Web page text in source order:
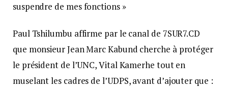
suspendre de mes fonctions »
Paul Tshilumbu affirme par le canal de 7SUR7.CD
que monsieur Jean Marc Kabund cherche à protéger
le président de l’UNC, Vital Kamerhe tout en
muselant les cadres de l’UDPS, avant d’ajouter que :